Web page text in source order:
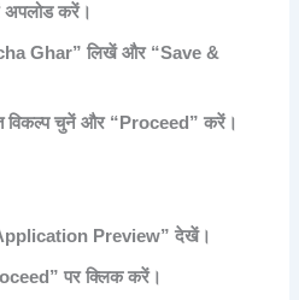
अपलोड करें।
Ghar” लिखें और “Save &
विकल्प चुनें और “Proceed” करें।
Preview” देखें।
पर क्लिक करें।